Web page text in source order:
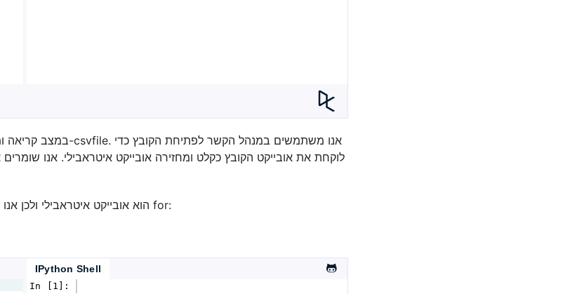
כפי שאנו יודעים, csvreader הוא אובייקט איטראבילי ולכן אנו יכולים לאתר אותו באמצעות לולאת for:
IPython Shell
In [1]: